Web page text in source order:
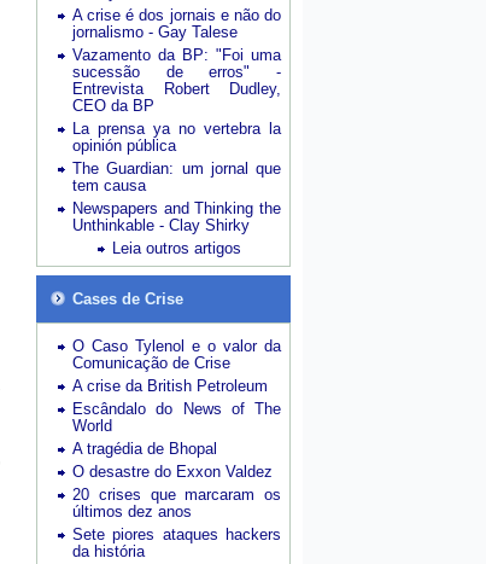
A crise é dos jornais e não do
jornalismo - Gay Talese
Vazamento da BP: "Foi uma
sucessão de erros" -
Entrevista Robert Dudley,
CEO da BP
La prensa ya no vertebra la
opinión pública
The Guardian: um jornal que
tem causa
Newspapers and Thinking the
Unthinkable - Clay Shirky
Leia outros artigos
Cases de Crise
O Caso Tylenol e o valor da
Comunicação de Crise
A crise da British Petroleum
Escândalo do News of The
World
A tragédia de Bhopal
O desastre do Exxon Valdez
20 crises que marcaram os
últimos dez anos
Sete piores ataques hackers
da história